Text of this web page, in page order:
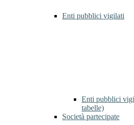
Enti pubblici vigilati
Enti pubblici
tabelle)
Società partecipate